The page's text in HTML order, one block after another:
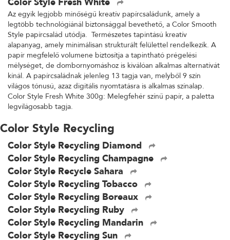
Az egyik legjobb minőségű kreatív papírcsaládunk, amely a
legtöbb technológiánál biztonsággal bevethető, a Color Smooth
Style papírcsalád utódja. Természetes tapintású kreatív
alapanyag, amely minimálisan strukturált felülettel rendelkezik. A
papír megfelelő volumene biztosítja a tapintható prégelési
mélységet, de dombornyomáshoz is kiválóan alkalmas alternatívát
kínál. A papírcsaládnak jelenleg 13 tagja van, melyből 9 szín
világos tónusú, azaz digitális nyomtatásra is alkalmas színalap.
Color Style Fresh White 300g: Melegfehér színű papír, a paletta
legvilágosabb tagja.
Color Style Recycling
Color Style Recycling Diamond
Color Style Recycling Champagne
Color Style Recycle Sahara
Color Style Recycling Tobacco
Color Style Recycling Boreaux
Color Style Recycling Ruby
Color Style Recycling Mandarin
Color Style Recycling Sun